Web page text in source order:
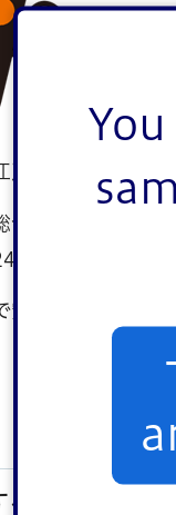
戸川区の熟年者
合相談窓口とし
年4月1日に「熟
安心して暮らし
お問い合わせ